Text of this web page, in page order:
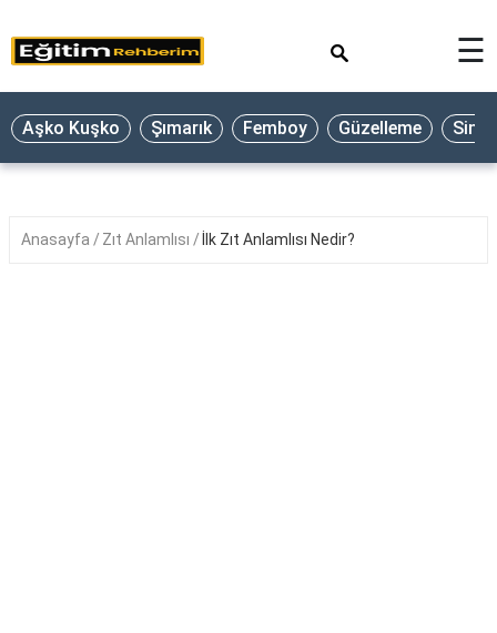
☰
Aşko Kuşko Şımarık Femboy Güzelleme
Anasayfa Zıt Anlamlısı İlk Zıt Anlamlısı Nedir?